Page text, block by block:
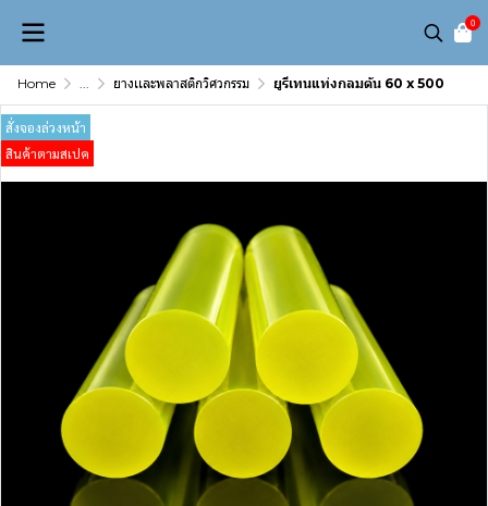
0
Home ... ยางเเละพลาสติกวิศวกรรม ยูรีเทนแท่งกลมตัน 60 x 500
สั่งจองล่วงหน้า
สินค้าตามสเปค